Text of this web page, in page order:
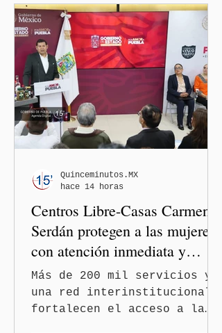
gobernador de Puebla,
Alejandro Armenta Mier,
respaldó la postura de la
presidenta Claudia
Sheinbaum Pardo y de la
dirigencia nacional de
Morena y dejó en manos de
la Comisión Nacional de
Honor y Justicia (CNHJ) el
de la bancada de Morena en
el Congreso de Puebla.
Centros Libre-Casas Carmen
Serdán protegen a las mujeres
con atención inmediata y
disminuyen feminicidios
Más de 200 mil servicios y
una red interinstitucional
fortalecen el acceso a la
Quinceminutos.MX
hace 14 horas